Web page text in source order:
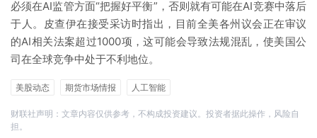
必须在AI监管方面“把握好平衡”，否则就有可能在AI竞赛中落后
于人。皮查伊在接受采访时指出，目前全美各州议会正在审议
的AI相关法案超过1000项，这可能会导致法规混乱，使美国公
司在全球竞争中处于不利地位。
美股动态 期货市场情报 人工智能
财联社声明：文章内容仅供参考，不构成投资建议。投资者据此操作，风险自
担。